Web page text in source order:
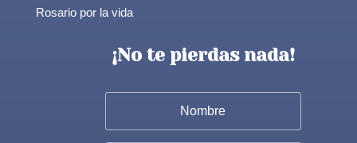
Rosario por la vida
¡No te pierdas nada!